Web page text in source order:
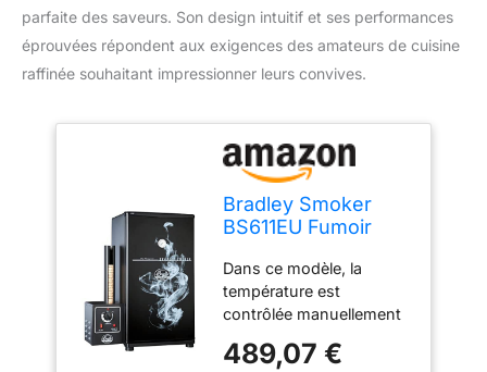
parfaite des saveurs. Son design intuitif et ses performances
éprouvées répondent aux exigences des amateurs de cuisine
raffinée souhaitant impressionner leurs convives.
Bradley Smoker
BS611EU Fumoir
Noir
Dans ce modèle, la
température est
contrôlée manuellement
sur le générateur de
489,07 €